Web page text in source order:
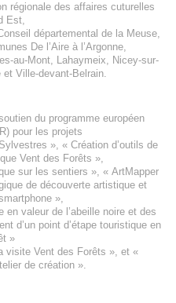
régionale des affaires cuturelles
Est,
départemental de la Meuse,
De l’Aire à l’Argonne,
au-Mont, Lahaymeix, Nicey-sur-
et Ville-devant-Belrain.
du programme européen
pour les projets
», « Création d’outils de
Vent des Forêts »,
sur les sentiers », « ArtMapper
de découverte artistique et
»,
en valeur de l’abeille noire et des
d’un point d’étape touristique en
»
visite Vent des Forêts », et «
de création».